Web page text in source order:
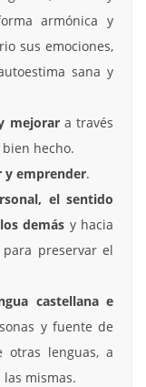
armónica y
sus emociones,
sana y
mejorara través
hecho.
y emprender.
el sentido
demás y hacia
preservar el
castellana e
y fuente de
otras lenguas, a
mismas.